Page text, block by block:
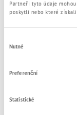
Partneři tyto údaje
poskytli nebo které
souhlasu
Nutné
Preferenční
Statistické